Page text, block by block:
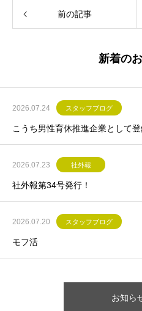
前の記事
新着の
2026.07.24 スタッフブログ
こうち男性育休推進企業として
2026.07.23 社外報
社外報第34号発行！
2026.07.20 スタッフブログ
モフ活
お知ら